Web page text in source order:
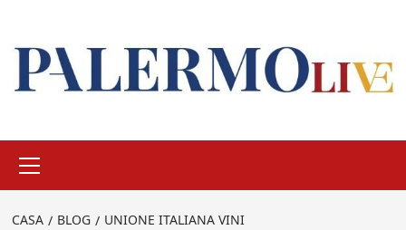
principale
CASA BLOG UNIONE ITALIANA VINI